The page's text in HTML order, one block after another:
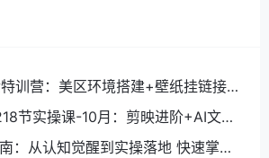
训营：美区环境搭建+壁纸挂链接
入1.5万
节实操课-10月：剪映进阶+AI文案
月入2万
：从认知觉醒到实操落地 快速掌握